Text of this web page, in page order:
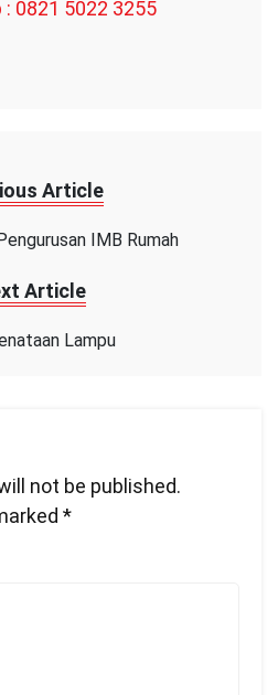
0821 5022 3255
Article
IMB Rumah
Article
Lampu
not be published.
*